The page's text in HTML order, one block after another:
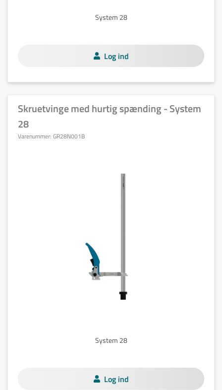
System 28
Log ind
Skruetvinge med hurtig spænding - System
28
Varenummer: GR28N001B
System 28
Log ind